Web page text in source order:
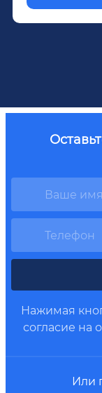
Нажимая
согласие на
Или